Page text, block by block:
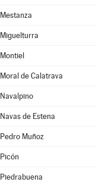
Mestanza
Miguelturra
Montiel
Moral de Calatrava
Navalpino
Navas de Estena
Pedro Muñoz
Picón
Piedrabuena